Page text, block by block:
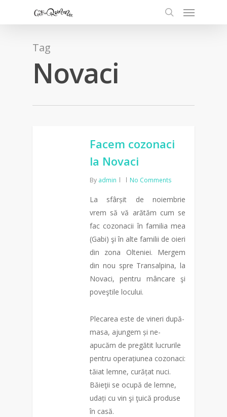
Tag
Novaci
Facem cozonaci
la Novaci
By admin No Comments
La sfârșit de noiembrie
vrem să vă arătăm cum se
fac cozonacii în familia mea
(Gabi) şi în alte familii de oieri
din zona Olteniei. Mergem
din nou spre Transalpina, la
Novaci, pentru mâncare şi
poveştile locului.
Plecarea este de vineri după-
masa, ajungem și ne-
apucăm de pregătit lucrurile
pentru operațiunea cozonaci:
tăiat lemne, curățat nuci.
Băieţii se ocupă de lemne,
udați cu vin şi ţuică produse
în casă.